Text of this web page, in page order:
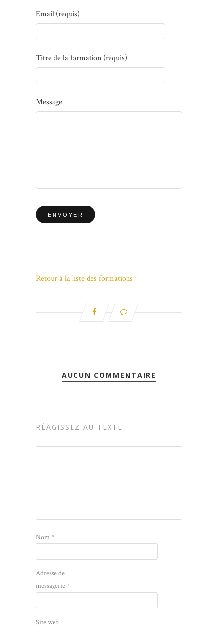
Email (requis)
Titre de la formation (requis)
Message
Retour à la liste des formations
AUCUN COMMENTAIRE
RÉAGISSEZ AU TEXTE
Nom*
Adresse de
messagerie*
Site web